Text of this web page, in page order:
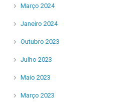
Março 2024
Janeiro 2024
Outubro 2023
Julho 2023
Maio 2023
Março 2023